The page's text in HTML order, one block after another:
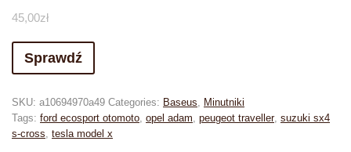
45,00zł
Sprawdź
SKU: a10694970a49 Categories: Baseus, Minutniki
Tags: ford ecosport otomoto, opel adam, peugeot traveller, suzuki sx4
s-cross, tesla model x